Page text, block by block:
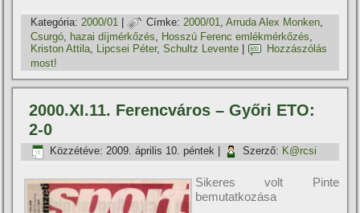
Kategória: 2000/01 | Címke: 2000/01,Arruda Alex Monken,
Csurgó
hazai dí­jmérkőzés Hosszú Ferenc emlékmérkőzés
Kriston Attila, Lipcsei Péter,Schultz Levente
Hozzászólás
most!
2000.XI.11. Ferencváros – Győri ETO:
2-0
Közzétéve: 2009. április 10. péntek Szerző: K@rcsi
Sikeres volt Pinte
bemutatkozása